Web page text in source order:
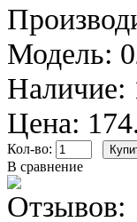
Модель:
Наличие:
Цена:
Кол-во:
В сравнение